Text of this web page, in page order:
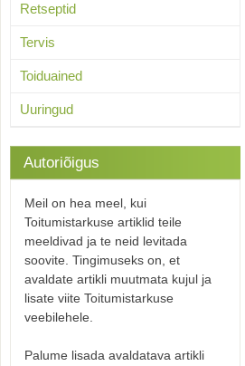
Retseptid
Tervis
Toiduained
Uuringud
Autoriõigus
Meil on hea meel, kui
Toitumistarkuse artiklid teile
meeldivad ja te neid levitada
soovite. Tingimuseks on, et
avaldate artikli muutmata kujul ja
lisate viite Toitumistarkuse
veebilehele.
Palume lisada avaldatava artikli